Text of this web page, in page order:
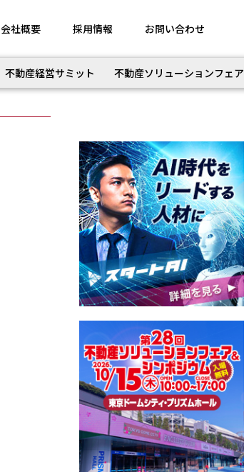
会社概要 採用情報 お問い合わせ
不動産経営サミット 不動産ソリューションフェア